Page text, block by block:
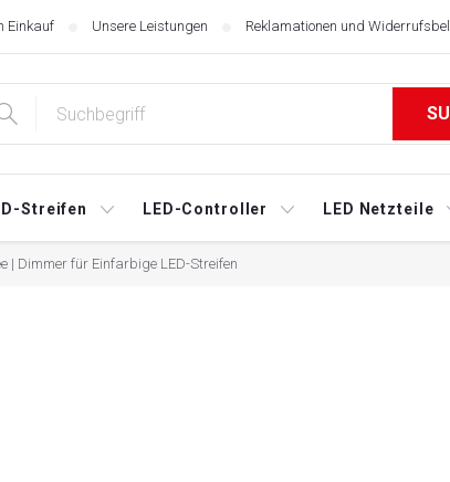
Einkauf Unsere Leistungen Reklamationen und
Streifen LED-Controller LED Netzteile
| Dimmer für Einfarbige LED-Streifen